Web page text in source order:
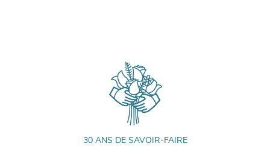
30 ANS DE SAVOIR-FAIRE